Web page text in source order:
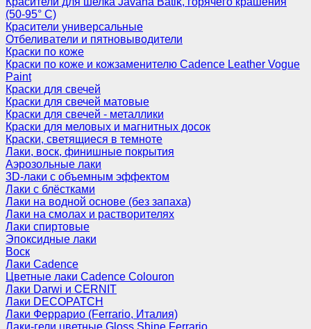
(50-95° С)
Красители универсальные
Отбеливатели и пятновыводители
Краски по коже
Краски по коже и кожзаменителю Cadence Leather Vogue
Paint
Краски для свечей
Краски для свечей матовые
Краски для свечей - металлики
Краски для меловых и магнитных досок
Краски, светящиеся в темноте
Лаки, воск, финишные покрытия
Аэрозольные лаки
3D-лаки с объемным эффектом
Лаки с блёстками
Лаки на водной основе (без запаха)
Лаки на смолах и растворителях
Лаки спиртовые
Эпоксидные лаки
Воск
Лаки Cadence
Цветные лаки Cadence Colouron
Лаки Darwi и CERNIT
Лаки DECOPATCH
Лаки Феррарио (Ferrario, Италия)
Лаки-гели цветные Gloss Shine Ferrario